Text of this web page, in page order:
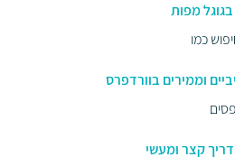
מפות
כמו
וממירים בוורדפרס
קצר ומעשי